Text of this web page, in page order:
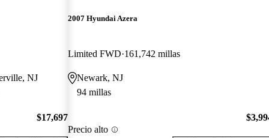
NJ
$17,697
2007 Hyundai Azera
Limited FWD 161,742 millas
Newark, NJ
94 millas
Precio alto